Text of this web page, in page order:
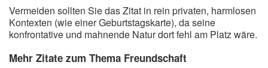
Vermeiden sollten Sie das Zitat in rein privaten, harmlosen
Kontexten (wie einer Geburtstagskarte), da seine
konfrontative und mahnende Natur dort fehl am Platz wäre.
Mehr Zitate zum Thema Freundschaft